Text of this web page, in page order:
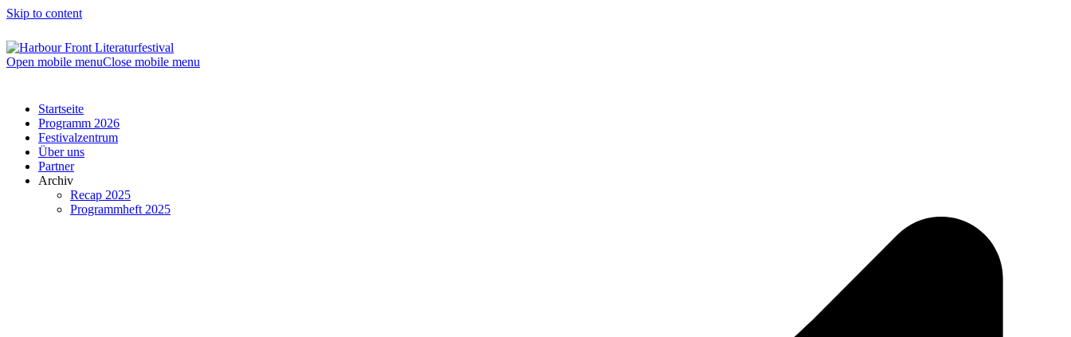
Skip to content
Open mobile menuClose mobile menu
Startseite
Programm 2026
Festivalzentrum
Über uns
Partner
Archiv
Recap 2025
Programmheft 2025